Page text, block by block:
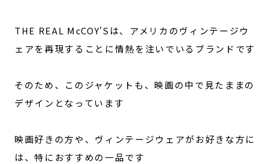
THE REAL McCOY'Sは、アメリカのヴィンテージウ
ェアを再現することに情熱を注いでいるブランドです
そのため、このジャケットも、映画の中で見たままの
デザインとなっています
映画好きの方や、ヴィンテージウェアがお好きな方に
は、特におすすめの一品です